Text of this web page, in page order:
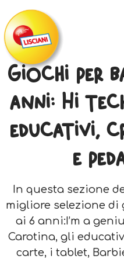
Giochi per
anni: Hi
educativi,
e
In questa sezione
migliore selezione di
ai 6 anni:I’m a
Carotina, gli
carte, i tablet,